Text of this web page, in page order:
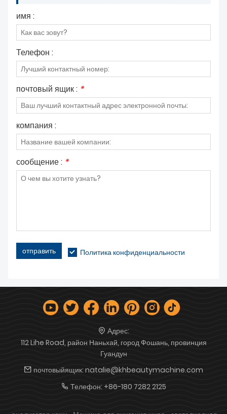
имя :
Телефон :
почтовый ящик : *
компания :
сообщение : *
отправить Политика конфиденциальности
Адрес:
112 Lihe Road, район Наньхай, город Фошань, провинция
Гуандун
почтовыйящик: natalie@khbeautymachine.com
Телефон: +86-180 7282 2125